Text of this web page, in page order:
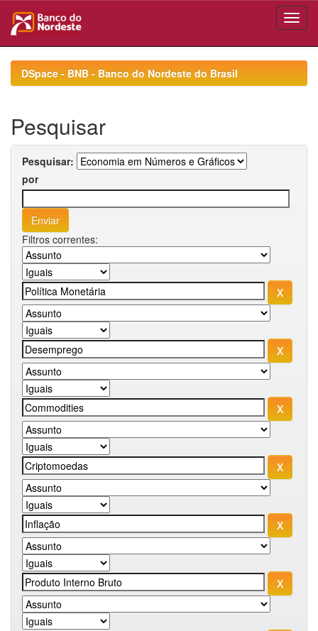
navigationDSpace - BNB - Banco do Nordeste do Brasil
Pesquisar
Pesquisar:
por
Filtros correntes: